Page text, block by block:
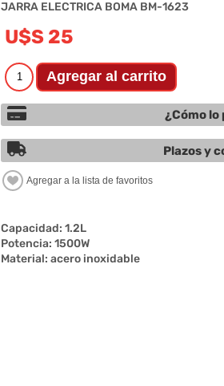
JARRA ELECTRICA BOMA BM-1623
U$S 25
¿Cómo lo
Plazos y
Capacidad: 1.2L
Potencia: 1500W
Material: acero inoxidable